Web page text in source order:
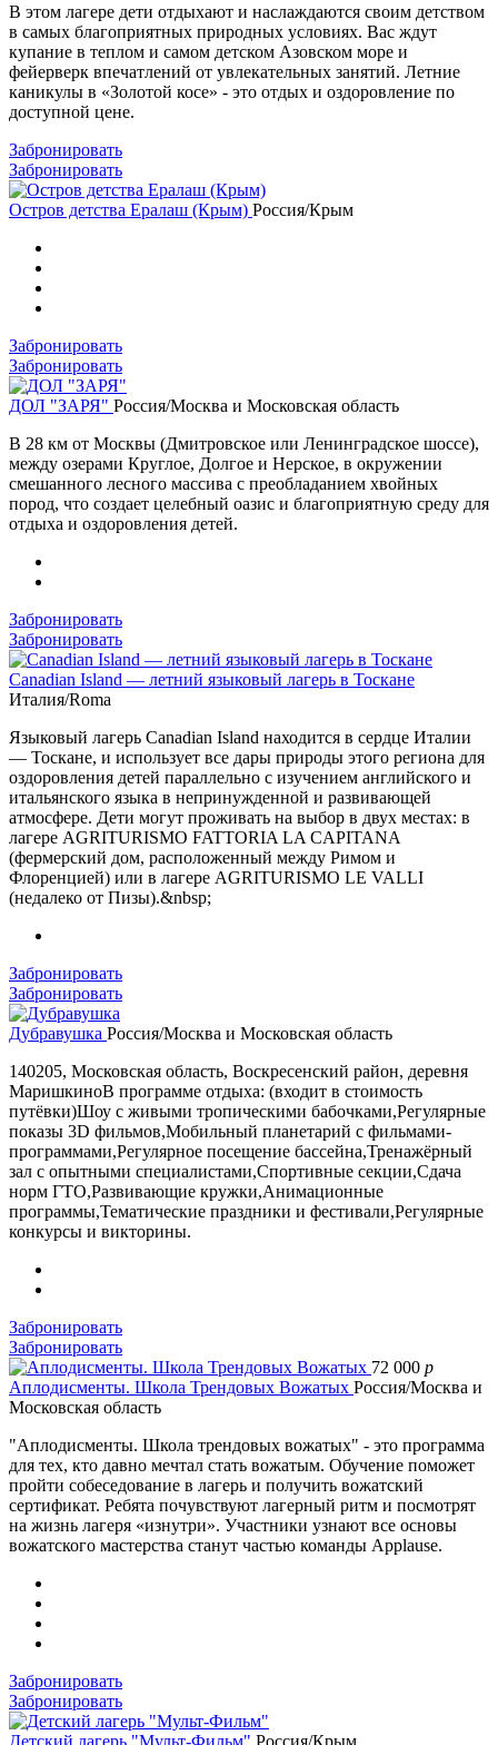
В этом лагере дети отдыхают и наслаждаются своим детством
в самых благоприятных природных условиях. Вас ждут
купание в теплом и самом детском Азовском море и
фейерверк впечатлений от увлекательных занятий. Летние
каникулы в «Золотой косе» - это отдых и оздоровление по
доступной цене.
Забронировать
Забронировать
Остров детства Ералаш (Крым) Россия/Крым
Забронировать
Забронировать
ДОЛ "ЗАРЯ" Россия/Москва и Московская область
В 28 км от Москвы (Дмитровское или Ленинградское шоссе),
между озерами Круглое, Долгое и Нерское, в окружении
смешанного лесного массива с преобладанием хвойных
пород, что создает целебный оазис и благоприятную среду для
отдыха и оздоровления детей.
Забронировать
Забронировать
Canadian Island — летний языковый лагерь в Тоскане
Италия/Roma
Языковый лагерь Canadian Island находится в сердце Италии
— Тоскане, и использует все дары природы этого региона для
оздоровления детей параллельно с изучением английского и
итальянского языка в непринужденной и развивающей
атмосфере. Дети могут проживать на выбор в двух местах: в
лагере AGRITURISMO FATTORIA LA CAPITANA
(фермерский дом, расположенный между Римом и
Флоренцией) или в лагере AGRITURISMO LE VALLI
(недалеко от Пизы).&nbsp;
Забронировать
Забронировать
Дубравушка Россия/Москва и Московская область
140205, Московская область, Воскресенский район, деревня
МаришкиноВ программе отдыха: (входит в стоимость
путёвки)Шоу с живыми тропическими бабочками,Регулярные
показы 3D фильмов,Мобильный планетарий с фильмами-
программами,Регулярное посещение бассейна,Тренажёрный
зал с опытными специалистами,Спортивные секции,Сдача
норм ГТО,Развивающие кружки,Анимационные
программы,Тематические праздники и фестивали,Регулярные
конкурсы и викторины.
Забронировать
Забронировать
72 000 p
Аплодисменты. Школа Трендовых Вожатых Россия/Москва и
Московская область
"Аплодисменты. Школа трендовых вожатых" - это программа
для тех, кто давно мечтал стать вожатым. Обучение поможет
пройти собеседование в лагерь и получить вожатский
сертификат. Ребята почувствуют лагерный ритм и посмотрят
на жизнь лагеря «изнутри». Участники узнают все основы
вожатского мастерства станут частью команды Applause.
Забронировать
Забронировать
Детский лагерь "Мульт-Фильм" Россия/Крым